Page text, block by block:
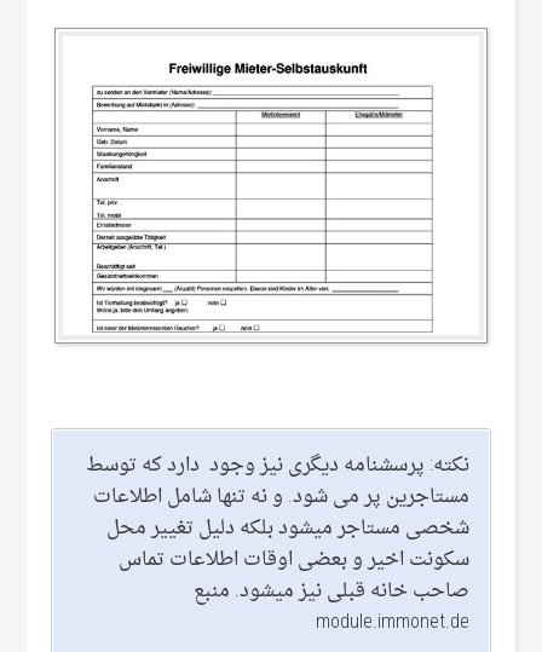
نکته: پرسشنامه دیگری نیز وجود دارد که توسط
مستاجرین پر می شود. و نه تنها شامل اطلاعات
شخصی مستاجر میشود بلکه دلیل تغییر محل
سکونت اخیر و بعضی اوقات اطلاعات تماس
صاحب خانه قبلی نیز میشود. منبع
module.immonet.de